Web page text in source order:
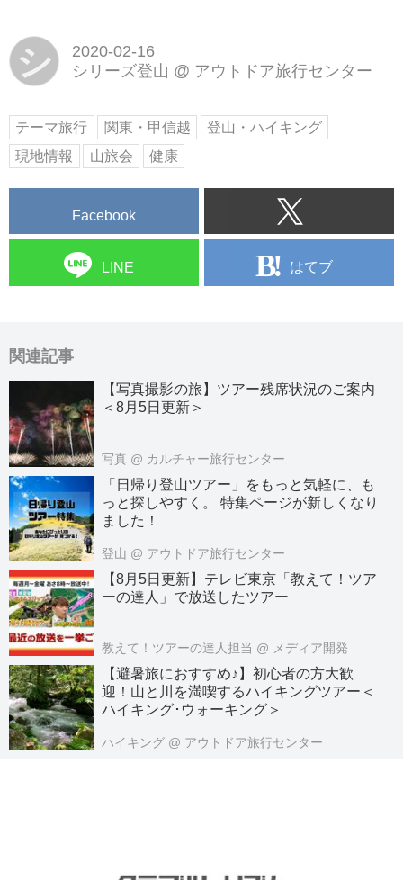
シ
2020-02-16
シリーズ登山 @ アウトドア旅行センター
テーマ旅行 関東・甲信越
登山・ハイキング
現地情報
山旅会 健康
Facebook
LINE はてブ
関連記事
【写真撮影の旅】ツアー残席状況のご案内
＜8月5日更新＞
写真 @ カルチャー旅行センター
「日帰り登山ツアー」をもっと気軽に、も
っと探しやすく。 特集ページが新しくなり
ました！
登山 @ アウトドア旅行センター
【8月5日更新】テレビ東京「教えて！ツア
ーの達人」で放送したツアー
教えて！ツアーの達人担当 @ メディア開発
【避暑旅におすすめ♪】初心者の方大歓
迎！山と川を満喫するハイキングツアー＜
ハイキング･ウォーキング＞
ハイキング @ アウトドア旅行センター